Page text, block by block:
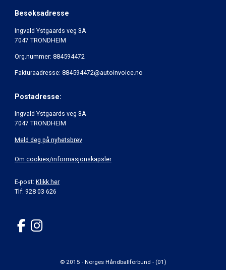
Besøksadresse
Ingvald Ystgaards veg 3A
7047 TRONDHEIM
Org.nummer: 884594472
Fakturaadresse: 884594472@autoinvoice.no
Postadresse:
Ingvald Ystgaards veg 3A
7047 TRONDHEIM
Meld deg på nyhetsbrev
Om cookies/informasjonskapsler
E-post: Klikk her
Tlf: 928 03 626
© 2015 - Norges Håndballforbund - (01)